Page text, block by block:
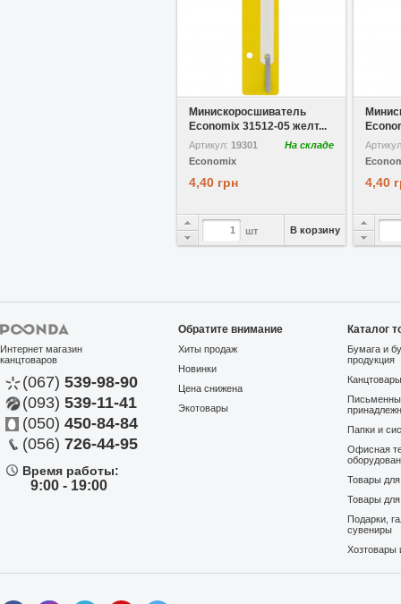
Минискоросшиватель
Economix 31512-05 желт...
Артикул: 19301
На складе
Economix
4,40 грн
шт В корзину
4,40
Интернет магазин
канцтоваров
(067) 539-98-90
(093) 539-11-41
(050) 450-84-84
(056) 726-44-95
Время работы:
9:00 - 19:00
Обратите внимание
Хиты продаж
Новинки
Цена снижена
Экотовары
Каталог
Бумага и
продукция
Папки и
Офисная
Товары
Товары
Подарки,
сувениры
Хозтовары